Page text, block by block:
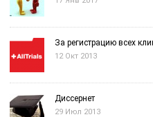
За регистрацию всех
12 Окт 2013
Диссернет
29 Июл 2013